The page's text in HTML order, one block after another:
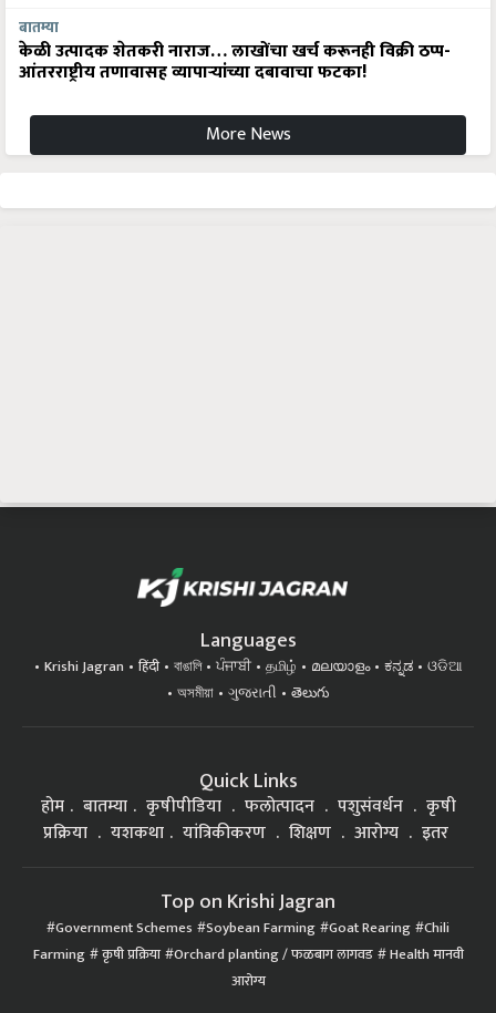
बातम्या
केळी उत्पादक शेतकरी नाराज… लाखोंचा खर्च करूनही विक्री ठप्प-
आंतरराष्ट्रीय तणावासह व्यापाऱ्यांच्या दबावाचा फटका!
More News
Languages
Krishi Jagran हिंदी বাঙালি ਪੰਜਾਬੀ தமிழ் മലയാളം ಕನ್ನಡ
ଓଡିଆ
অসমীয়া
ગુજરાતી తెలుగు
Quick Links
होम बातम्या कृषीपीडिया फलोत्पादन पशुसंवर्धन
कृषी
प्रक्रिया
यशकथा यांत्रिकीकरण शिक्षण आरोग्य इतर
Top on Krishi Jagran
Government Schemes Soybean Farming Goat Rearing Chili
Farming कृषी प्रक्रिया Orchard planting / फळबाग लागवड Health मानवी
आरोग्य